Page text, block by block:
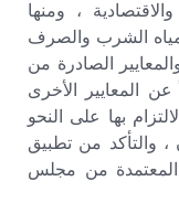
والاقتصادية ، ومنها
مياه الشرب والصرف
الصادرة من
المعايير الأخرى
بها على النحو
، والتأكد من تطبيق
المعتمدة من مجلس